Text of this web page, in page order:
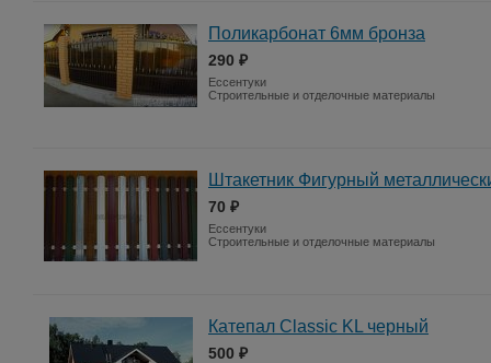
Поликарбонат 6мм бронза
290 ₽
Ессентуки
Строительные и отделочные материалы
Штакетник Фигурный
70 ₽
Ессентуки
Строительные и отделочные материалы
Катепал Classic KL черный
500 ₽